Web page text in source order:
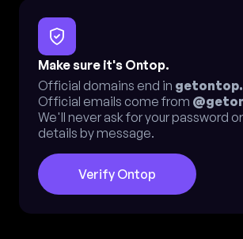
Make sure it's Ontop.
Official domains end in
Official emails come from
We'll never ask for your password
details by message.
Verify Ontop